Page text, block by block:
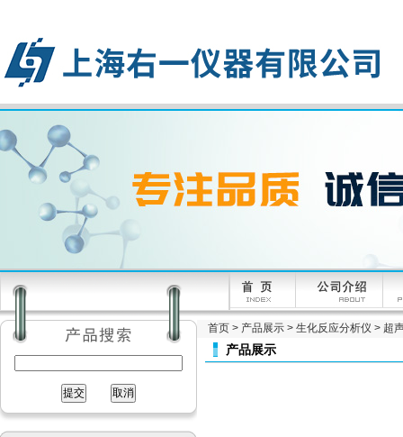
首页 > 产品展示 > 生化反应分析仪 > 超
产品展示